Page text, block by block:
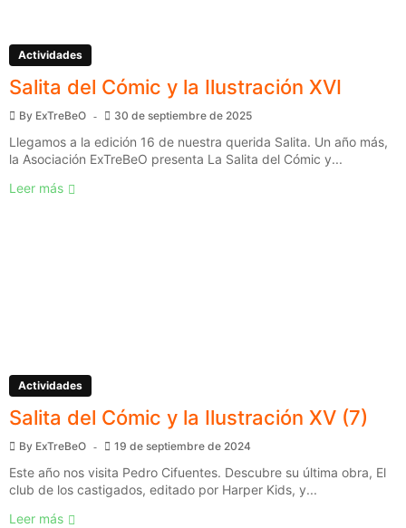
Actividades
Salita del Cómic y la Ilustración XVI
By ExTreBeO 30 de septiembre de 2025
Llegamos a la edición 16 de nuestra querida Salita. Un año más,
la Asociación ExTreBeO presenta La Salita del Cómic y...
Leer más
Actividades
Salita del Cómic y la Ilustración XV (7)
By ExTreBeO 19 de septiembre de 2024
Este año nos visita Pedro Cifuentes. Descubre su última obra, El
club de los castigados, editado por Harper Kids, y...
Leer más